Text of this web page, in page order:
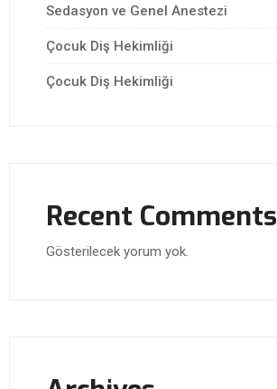
Sedasyon ve Genel Anestezi
Çocuk Diş Hekimliği
Çocuk Diş Hekimliği
Recent Comments
Gösterilecek yorum yok.